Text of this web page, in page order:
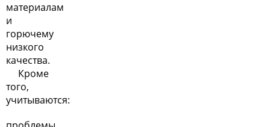
материалам
и
горючему
низкого
качества.
Кроме
того,
учитываются: